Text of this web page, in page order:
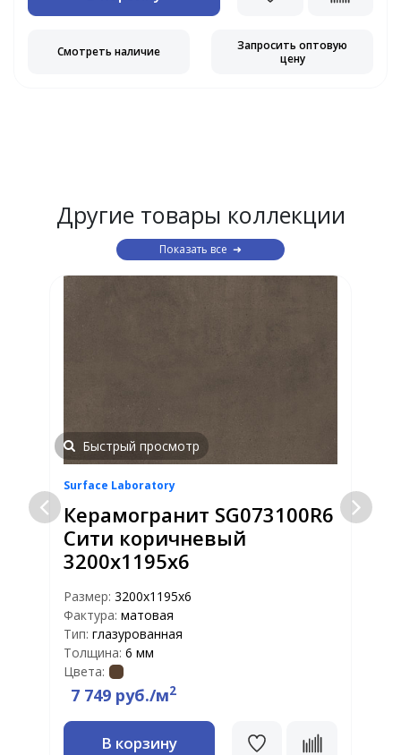
Смотреть наличие
Запросить оптовую
цену
Другие товары коллекции
Показать все
Быстрый просмотр
Surface Laboratory
Керамогранит SG073100R6
Сити коричневый
3200х1195х6
Размер: 3200х1195х6
Фактура: матовая
Тип: глазурованная
Толщина: 6 мм
Цвета:
7 749 руб./м2
В корзину